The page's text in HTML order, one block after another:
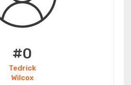
#0
Tedrick
Wilcox